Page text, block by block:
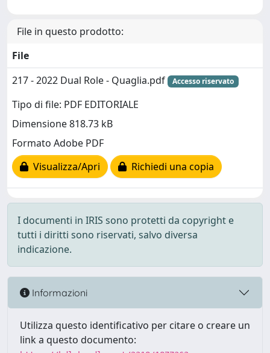
File in questo prodotto:
File
217 - 2022 Dual Role - Quaglia.pdf
Accesso riservato
Tipo di file: PDF EDITORIALE
Dimensione 818.73 kB
Formato Adobe PDF
Visualizza/Apri
Richiedi una copia
I documenti in IRIS sono protetti da copyright e
tutti i diritti sono riservati, salvo diversa
indicazione.
Informazioni
Utilizza questo identificativo per citare o creare un
link a questo documento: